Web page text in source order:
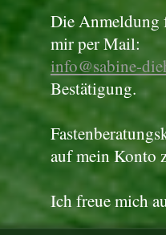
Die Anmeldung
mir per Mail:
info@sabine-
Bestätigung.
auf mein Konto
Ich freue mich